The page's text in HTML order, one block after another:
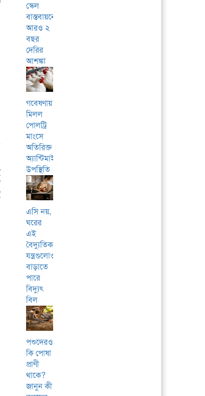
স্কেল
বাস্তবায়নে
আরও ২
বছর
দেরির
আশঙ্কা
গবেষণায়
মিলল
পোলট্রি
মাংসে
অতিরিক্ত
অ্যান্টিমাইক্রোবিয়ালের
উপস্থিতি
এসি নয়,
ঘরের
এই
বৈদ্যুতিক
যন্ত্রগুলোও
বাড়াতে
পারে
বিদ্যুৎ
বিল
পশুদেরও
কি পোষা
প্রাণী
থাকে?
জানুন কী